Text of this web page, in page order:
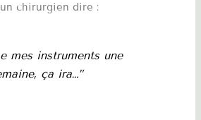
chirurgien dire :
mes instruments une
ça ira…”